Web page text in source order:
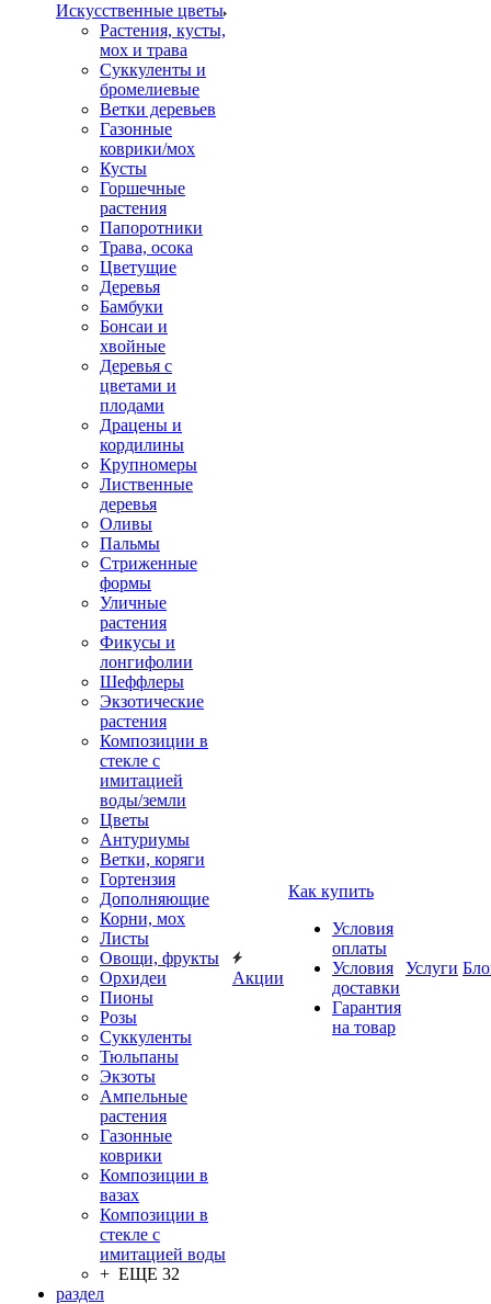
Искусственные цветы
Растения, кусты,
мох и трава
Суккуленты и
бромелиевые
Ветки деревьев
Газонные
коврики/мох
Кусты
Горшечные
растения
Папоротники
Трава, осока
Цветущие
Деревья
Бамбуки
Бонсаи и
хвойные
Деревья с
цветами и
плодами
Драцены и
кордилины
Крупномеры
Лиственные
деревья
Оливы
Пальмы
Стриженные
формы
Уличные
растения
Фикусы и
лонгифолии
Шеффлеры
Экзотические
растения
Композиции в
стекле с
имитацией
воды/земли
Цветы
Антуриумы
Ветки, коряги
Гортензия
Дополняющие
Корни, мох
Листы
Овощи, фрукты
Орхидеи
Пионы
Розы
Суккуленты
Тюльпаны
Экзоты
Ампельные
растения
Газонные
коврики
Композиции в
вазах
Композиции в
стекле с
имитацией воды
+ ЕЩЕ 32
раздел
Акции
Как купить
Условия
оплаты
Условия
доставки
Гарантия
на товар
Услуги